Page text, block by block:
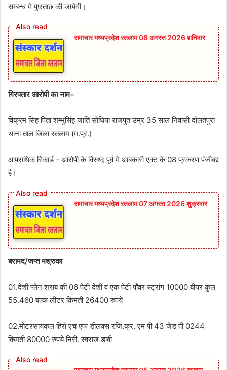
सम्बन्ध मे पुछताछ की जायेगी।
समाचार मध्यप्रदेश रतलाम 08 अगस्त 2026 शनिवार
गिरफ्तार आरोपी का नाम–
विक्रम सिंह पिता शम्भुसिंह जाति सोंधिया राजपुत उम्र 35 साल निवासी दोलतपुरा
थाना ताल जिला रतलाम (म.प्र.)
आपराधिक रिकार्ड – आरोपी के विरुध्द पूर्व मे आबकारी एक्ट के 08 प्रकरण पंजीबद्द
है।
समाचार मध्यप्रदेश रतलाम 07 अगस्त 2026 शुक्रवार
बरामद/जप्त मश्रुका
01.देशी प्लेन शराब की 06 पेटी देशी व एक पेटी पाँवर स्ट्रांग 10000 बीयर कुल
55.460 बल्क लीटर किमती 26400 रुपये
02.मोटरसायकल हिरो एच एफ डीलक्स रजि.क्र. एम पी 43 जेड पी 0244
किमती 80000 रुपये निरी. स्वराज डाबी